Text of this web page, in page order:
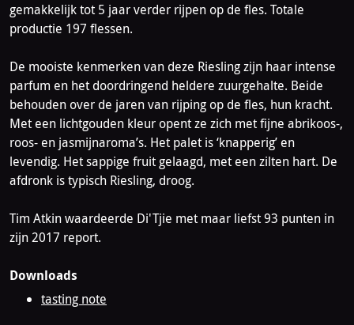
gemakkelijk tot 5 jaar verder rijpen op de fles. Totale
productie 197 flessen.
De mooiste kenmerken van deze Riesling zijn haar intense
parfum en het doordringend heldere zuurgehalte. Beide
behouden over de jaren van rijping op de fles, hun kracht.
Met een lichtgouden kleur opent ze zich met fijne abrikoos-,
roos- en jasmijnaroma’s. Het palet is ‘knapperig’ en
levendig. Het sappige fruit gelaagd, met een zilten hart. De
afdronk is typisch Riesling, droog.
Tim Atkin waardeerde Di'Tjie met maar liefst 93 punten in
zijn 2017 report.
Downloads
tasting note